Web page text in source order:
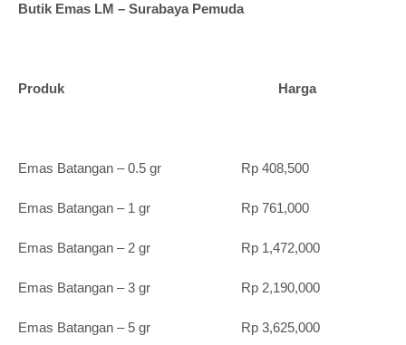
Butik Emas LM – Surabaya Pemuda
Produk Harga
Emas Batangan – 0.5 gr Rp 408,500
Emas Batangan – 1 gr Rp 761,000
Emas Batangan – 2 gr Rp 1,472,000
Emas Batangan – 3 gr Rp 2,190,000
Emas Batangan – 5 gr Rp 3,625,000